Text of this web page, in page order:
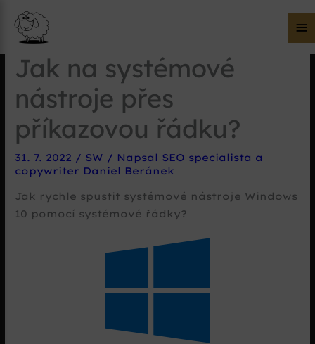
Jak na systémové
nástroje přes
příkazovou řádku?
31. 7. 2022 / SW / Napsal SEO specialista a
copywriter Daniel Beránek
Jak rychle spustit systémové nástroje Windows
10 pomocí systémové řádky?